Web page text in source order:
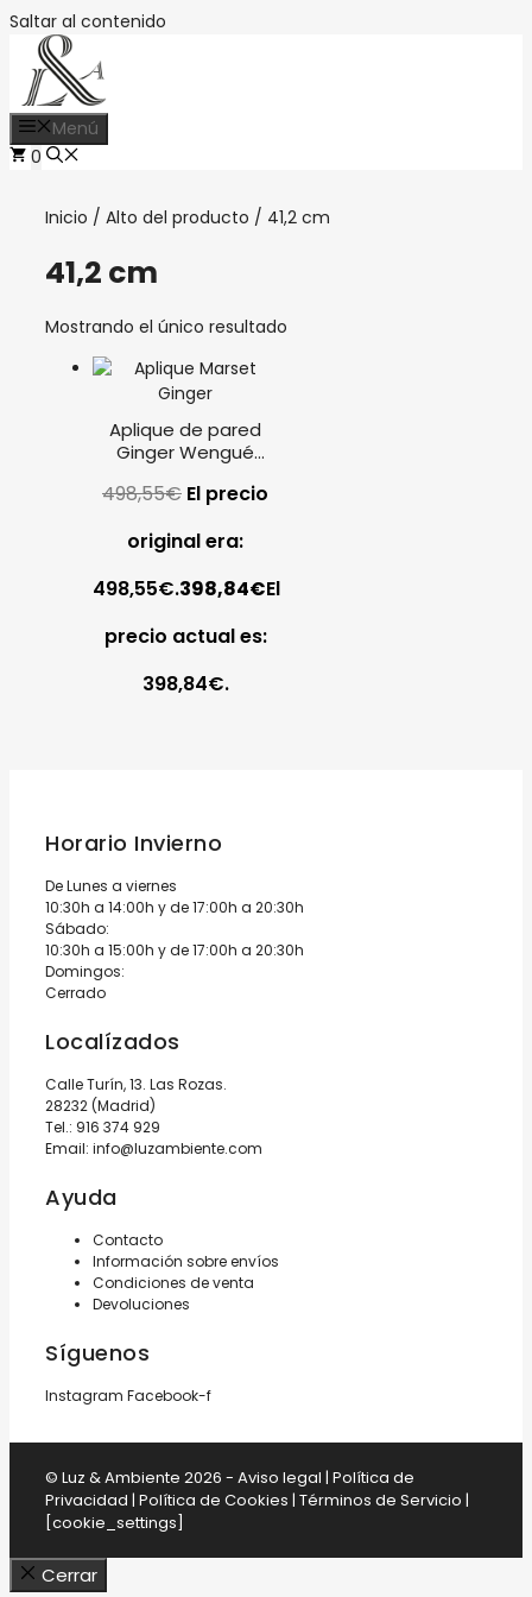
Saltar al contenido
Menú
0
Inicio / Alto del producto / 41,2 cm
41,2 cm
Mostrando el único resultado
Aplique de pared
Ginger Wengué
498,55€ El precio
original era:
498,55€.398,84€El
precio actual es:
398,84€.
Horario Invierno
De Lunes a viernes
10:30h a 14:00h y de 17:00h a 20:30h
Sábado:
10:30h a 15:00h y de 17:00h a 20:30h
Domingos:
Cerrado
Localízados
Calle Turín, 13. Las Rozas.
28232 (Madrid)
Tel.: 916 374 929
Email: info@luzambiente.com
Ayuda
Contacto
Información sobre envíos
Condiciones de venta
Devoluciones
Síguenos
Instagram Facebook-f
© Luz & Ambiente 2026 - Aviso legal | Política de
Privacidad | Política de Cookies | Términos de Servicio |
[cookie_settings]
Cerrar